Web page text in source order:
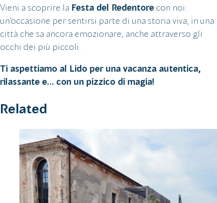
Vieni a scoprire la Festa del Redentorecon noi:
un’occasione per sentirsi parte di una storia viva, in una
città che sa ancora emozionare, anche attraverso gli
occhi dei più piccoli.
Ti aspettiamo al Lido per una vacanza autentica,
rilassante e… con un pizzico di magia!
Related